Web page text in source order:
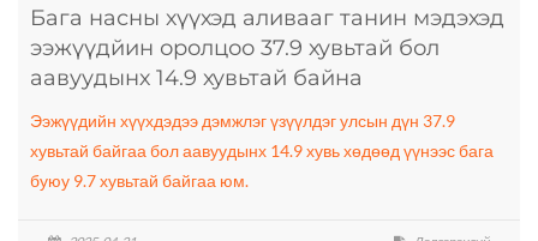
Бага насны хүүхэд аливааг танин мэдэхэд
ээжүүдйин оролцоо 37.9 хувьтай бол
аавуудынх 14.9 хувьтай байна
Ээжүүдийн хүүхдэдээ дэмжлэг үзүүлдэг улсын дүн 37.9
хувьтай байгаа бол аавуудынх 14.9 хувь хөдөөд үүнээс бага
буюу 9.7 хувьтай байгаа юм.